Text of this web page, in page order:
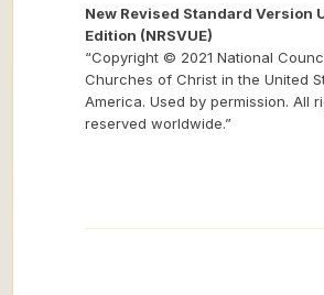
New Revised Standard Version
Edition (NRSVUE)
“Copyright © 2021 National
Churches of Christ in the United
America. Used by permission. All
reserved worldwide.”